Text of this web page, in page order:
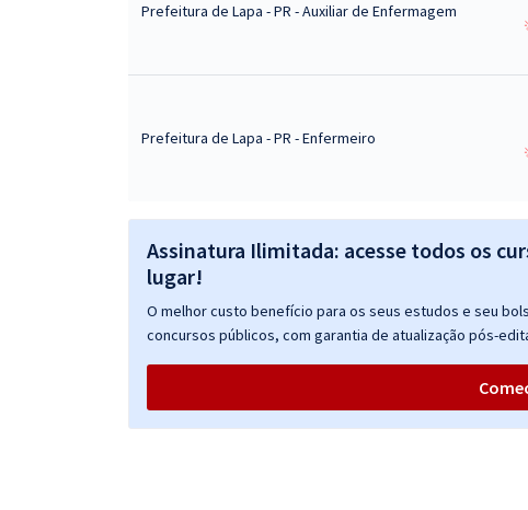
Prefeitura de Lapa - PR - Auxiliar de Enfermagem
Prefeitura de Lapa - PR - Enfermeiro
Assinatura Ilimitada: acesse todos os
lugar!
O melhor custo benefício para os seus estudos e seu
concursos públicos, com garantia de atualização pós-